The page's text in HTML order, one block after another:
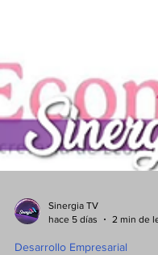
hace 5 días
2 min de